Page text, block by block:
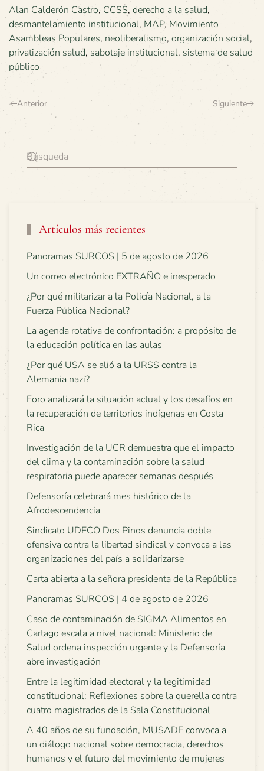
Alan Calderón Castro, CCSS, derecho a la salud,
desmantelamiento institucional, MAP, Movimiento
Asambleas Populares, neoliberalismo, organización social,
privatización salud, sabotaje institucional, sistema de salud
público
Anterior Siguiente
Artículos más recientes
Panoramas SURCOS | 5 de agosto de 2026
Un correo electrónico EXTRAÑO e inesperado
¿Por qué militarizar a la Policía Nacional, a la
Fuerza Pública Nacional?
La agenda rotativa de confrontación: a propósito de
la educación política en las aulas
¿Por qué USA se alió a la URSS contra la
Alemania nazi?
Foro analizará la situación actual y los desafíos en
la recuperación de territorios indígenas en Costa
Rica
Investigación de la UCR demuestra que el impacto
del clima y la contaminación sobre la salud
respiratoria puede aparecer semanas después
Defensoría celebrará mes histórico de la
Afrodescendencia
Sindicato UDECO Dos Pinos denuncia doble
ofensiva contra la libertad sindical y convoca a las
organizaciones del país a solidarizarse
Carta abierta a la señora presidenta de la República
Panoramas SURCOS | 4 de agosto de 2026
Caso de contaminación de SIGMA Alimentos en
Cartago escala a nivel nacional: Ministerio de
Salud ordena inspección urgente y la Defensoría
abre investigación
Entre la legitimidad electoral y la legitimidad
constitucional: Reflexiones sobre la querella contra
cuatro magistrados de la Sala Constitucional
A 40 años de su fundación, MUSADE convoca a
un diálogo nacional sobre democracia, derechos
humanos y el futuro del movimiento de mujeres